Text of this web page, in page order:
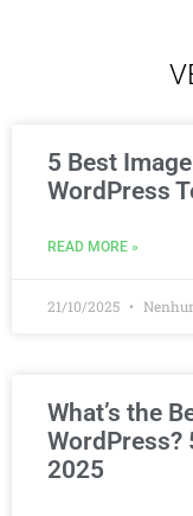
5 Best
WordPress
READ MORE »
21/10/2025
What’s the
WordPress?
2025